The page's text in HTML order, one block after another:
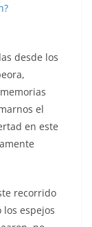
desde los
el
en este
recorrido
los espejos